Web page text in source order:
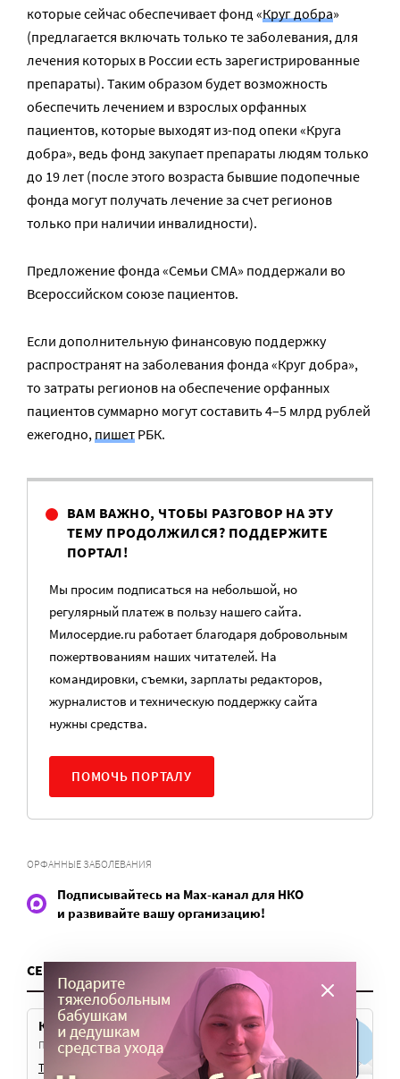
которые сейчас обеспечивает фонд «Круг добра»
(предлагается включать только те заболевания, для
лечения которых в России есть зарегистрированные
препараты). Таким образом будет возможность
обеспечить лечением и взрослых орфанных
пациентов, которые выходят из-под опеки «Круга
добра», ведь фонд закупает препараты людям только
до 19 лет (после этого возраста бывшие подопечные
фонда могут получать лечение за счет регионов
только при наличии инвалидности).
Предложение фонда «Семьи СМА» поддержали во
Всероссийском союзе пациентов.
Если дополнительную финансовую поддержку
распространят на заболевания фонда «Круг добра»,
то затраты регионов на обеспечение орфанных
пациентов суммарно могут составить 4–5 млрд рублей
ежегодно,пишет РБК.
ВАМ ВАЖНО, ЧТОБЫ РАЗГОВОР НА ЭТУ
ТЕМУ ПРОДОЛЖИЛСЯ? ПОДДЕРЖИТЕ
ПОРТАЛ!
Мы просим подписаться на небольшой, но
регулярный платеж в пользу нашего сайта.
Милосердие.ru работает благодаря добровольным
пожертвованиям наших читателей. На
командировки, съемки, зарплаты редакторов,
журналистов и техническую поддержку сайта
нужны средства.
ПОМОЧЬ ПОРТАЛУ
ОРФАННЫЕ ЗАБОЛЕВАНИЯ
Подписывайтесь на Max-канал для НКО
и развивайте вашу организацию!
СЕРВИСЫ
Канал для НКО
Подписывайтесь на наш телеграм-канал
Telegram